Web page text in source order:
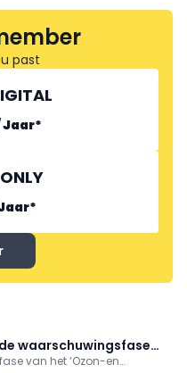
past
Jaar*
*
waarschuwingsfase
van het ‘Ozon-en